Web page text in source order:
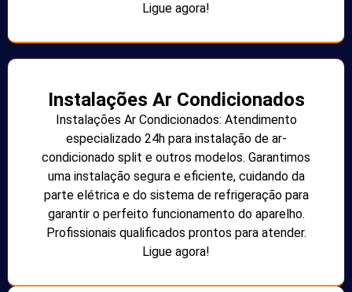
Ligue agora!
Instalações Ar Condicionados
Instalações Ar Condicionados: Atendimento
especializado 24h para instalação de ar-
condicionado split e outros modelos. Garantimos
uma instalação segura e eficiente, cuidando da
parte elétrica e do sistema de refrigeração para
garantir o perfeito funcionamento do aparelho.
Profissionais qualificados prontos para atender.
Ligue agora!